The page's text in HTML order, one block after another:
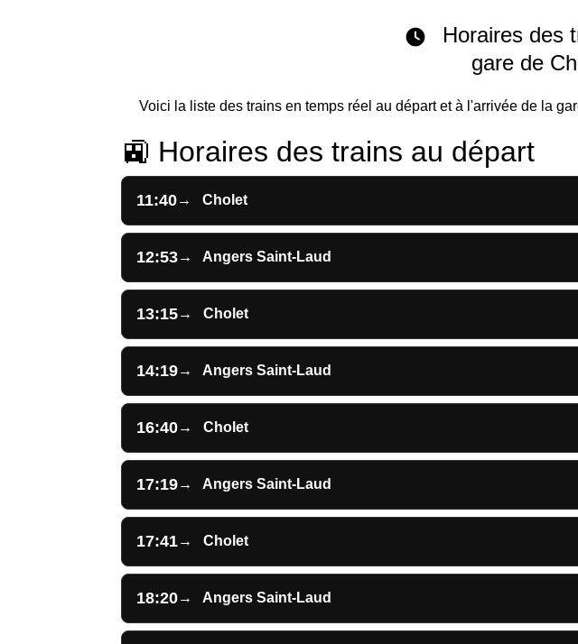
Horaires des
gare de
Voici la liste des trains en temps réel au départ et à l'arrivée de la
🚉 Horaires des trains au départ
11:40→ Cholet
12:53→ Angers Saint-Laud
13:15→ Cholet
14:19→ Angers Saint-Laud
16:40→ Cholet
17:19→ Angers Saint-Laud
17:41→ Cholet
18:20→ Angers Saint-Laud